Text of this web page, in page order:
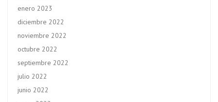
enero 2023
diciembre 2022
noviembre 2022
octubre 2022
septiembre 2022
julio 2022
junio 2022